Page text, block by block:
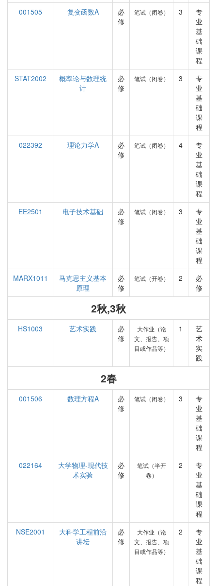
001505
复变函数A
必
修
笔试（闭卷） 3
专
业
基
础
课
程
STAT2002
概率论与数理统
计
必
修
笔试（闭卷） 3
专
业
基
础
课
程
022392
理论力学A
必
修
笔试（闭卷） 4
专
业
基
础
课
程
EE2501
电子技术基础
必
修
笔试（闭卷） 3
专
业
基
础
课
程
MARX1011
马克思主义基本
原理
必
修
笔试（开卷） 2
必
修
2秋,3秋
HS1003 艺术实践
必
修
大作业（论
文、报告、项
目或作品等）
1
艺
术
实
践
2春
001506 数理方程A
必
修
笔试（闭卷） 3
专
业
基
础
课
程
022164
大学物理-现代技
术实验
必
修
笔试（半开
卷）
2
专
业
基
础
课
程
NSE2001
大科学工程前沿
讲坛
必
修
大作业（论
文、报告、项
目或作品等）
2
专
业
基
础
课
程